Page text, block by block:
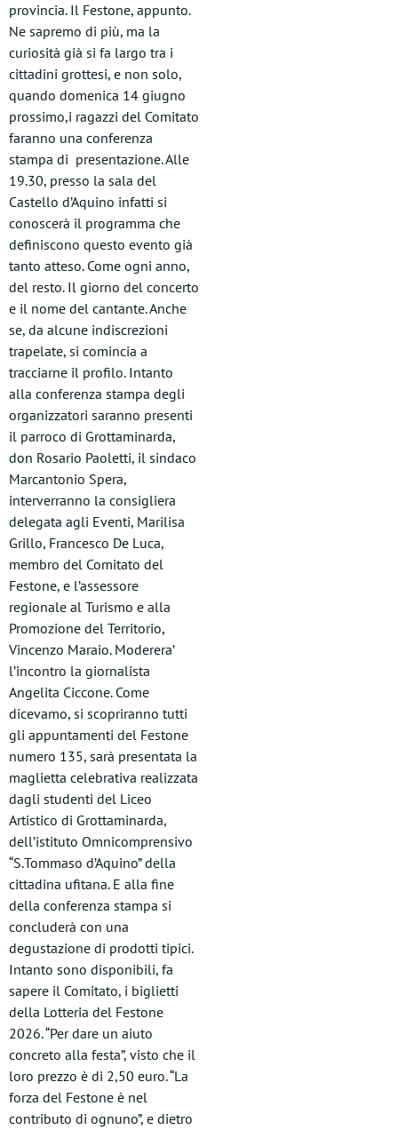
provincia. Il Festone, appunto.
Ne sapremo di più, ma la
curiosità già si fa largo tra i
cittadini grottesi, e non solo,
quando domenica 14 giugno
prossimo,i ragazzi del Comitato
faranno una conferenza
stampa di presentazione. Alle
19.30, presso la sala del
Castello d’Aquino infatti si
conoscerà il programma che
definiscono questo evento già
tanto atteso. Come ogni anno,
del resto. Il giorno del concerto
e il nome del cantante. Anche
se, da alcune indiscrezioni
trapelate, si comincia a
tracciarne il profilo. Intanto
alla conferenza stampa degli
organizzatori saranno presenti
il parroco di Grottaminarda,
don Rosario Paoletti, il sindaco
Marcantonio Spera,
interverranno la consigliera
delegata agli Eventi, Marilisa
Grillo, Francesco De Luca,
membro del Comitato del
Festone, e l’assessore
regionale al Turismo e alla
Promozione del Territorio,
Vincenzo Maraio. Moderera’
l’incontro la giornalista
Angelita Ciccone. Come
dicevamo, si scopriranno tutti
gli appuntamenti del Festone
numero 135, sarà presentata la
maglietta celebrativa realizzata
dagli studenti del Liceo
Artistico di Grottaminarda,
dell’istituto Omnicomprensivo
“S.Tommaso d’Aquino” della
cittadina ufitana. E alla fine
della conferenza stampa si
concluderà con una
degustazione di prodotti tipici.
Intanto sono disponibili, fa
sapere il Comitato, i biglietti
della Lotteria del Festone
2026. “Per dare un aiuto
concreto alla festa”, visto che il
loro prezzo è di 2,50 euro. “La
forza del Festone è nel
contributo di ognuno”, e dietro